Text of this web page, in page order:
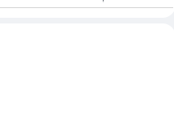
မည်ကျော် စားသောက်ဆိုင်
ောက်ဆိုင်ဖြစ်ကြောင်း သိရှိရ